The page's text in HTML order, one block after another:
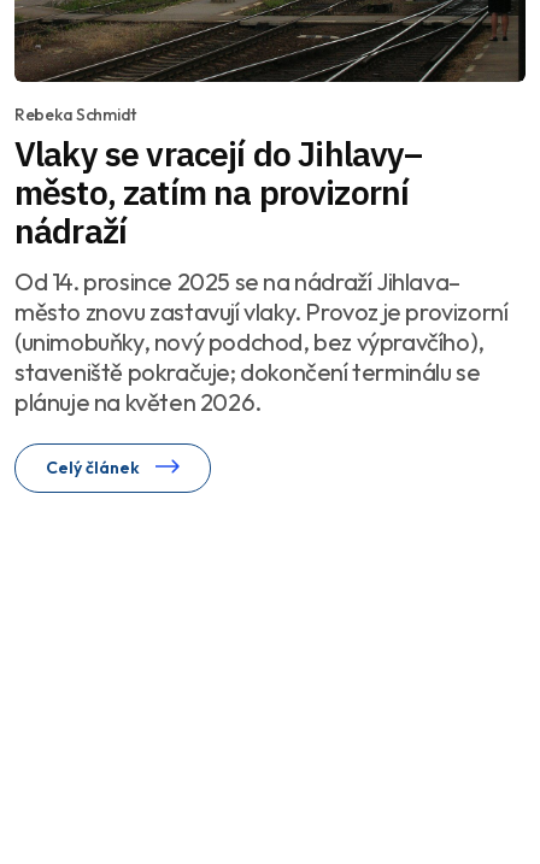
Rebeka Schmidt
Vlaky se vracejí do Jihlavy–
město, zatím na provizorní
nádraží
Od 14. prosince 2025 se na nádraží Jihlava–
město znovu zastavují vlaky. Provoz je provizorní
(unimobuňky, nový podchod, bez výpravčího),
staveniště pokračuje; dokončení terminálu se
plánuje na květen 2026.
Celý článek